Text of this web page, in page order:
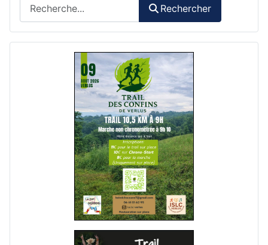
Rechercher